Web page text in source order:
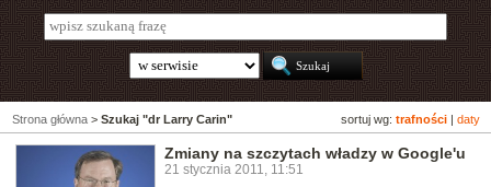
sortuj wg: trafności daty
Strona główna > Szukaj "dr Larry Carin"
Zmiany na szczytach władzy w Google'u
21 stycznia 2011, 11:51